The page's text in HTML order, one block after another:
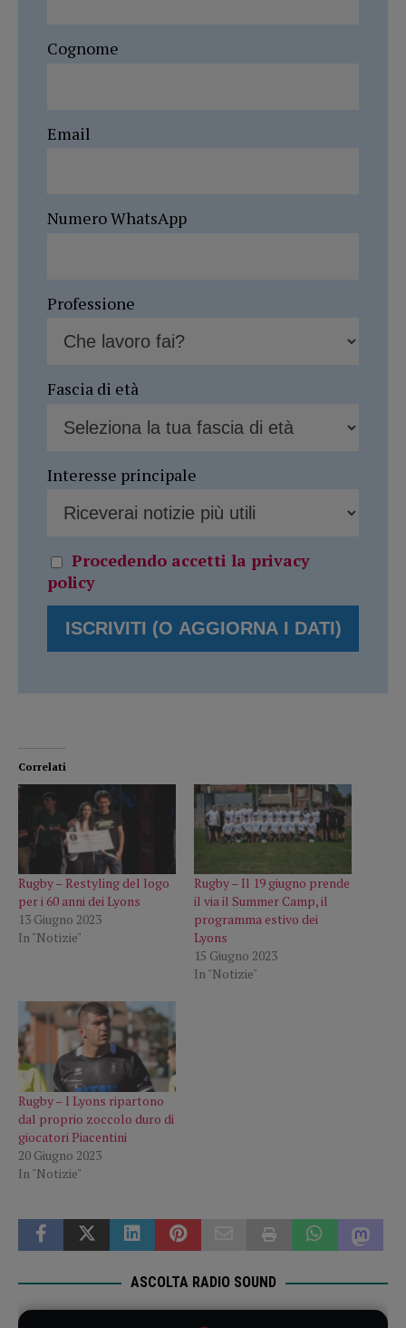
Cognome
Email
Numero WhatsApp
Professione
Fascia di età
Interesse principale
Procedendo accetti la privacy
policy
Correlati
Rugby – Restyling del logo
per i 60 anni dei Lyons
13 Giugno 2023
In "Notizie"
Rugby – Il 19 giugno prende
il via il Summer Camp, il
programma estivo dei
Lyons
15 Giugno 2023
In "Notizie"
Rugby – I Lyons ripartono
dal proprio zoccolo duro di
giocatori Piacentini
20 Giugno 2023
In "Notizie"
ASCOLTA RADIO SOUND